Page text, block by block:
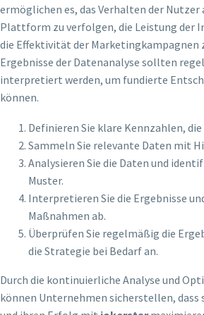
ermöglichen es, das Verhalten der Nutzer
Plattform zu verfolgen, die Leistung der
die Effektivität der Marketingkampagnen
Ergebnisse der Datenanalyse sollten
interpretiert werden, um fundierte
können.
Definieren Sie klare Kennzahlen,
Sammeln Sie relevante Daten mit
Analysieren Sie die Daten und
Muster.
Interpretieren Sie die Ergebnisse
Maßnahmen ab.
Überprüfen Sie regelmäßig die
die Strategie bei Bedarf an.
Durch die kontinuierliche Analyse und
können Unternehmen sicherstellen, dass